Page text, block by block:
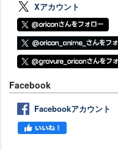
Xアカウント
Facebook
Facebookアカウント